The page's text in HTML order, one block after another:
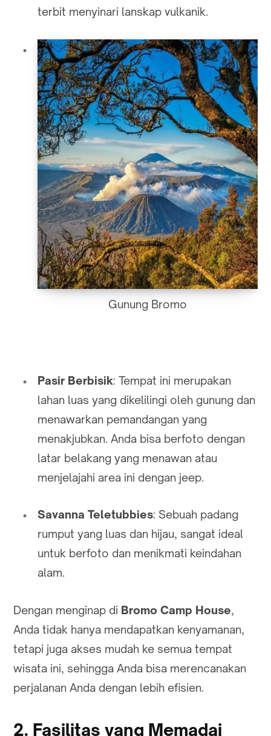
terbit menyinari lanskap vulkanik.
Gunung Bromo
Pasir Berbisik: Tempat ini merupakan
lahan luas yang dikelilingi oleh gunung dan
menawarkan pemandangan yang
menakjubkan. Anda bisa berfoto dengan
latar belakang yang menawan atau
menjelajahi area ini dengan jeep.
Savanna Teletubbies: Sebuah padang
rumput yang luas dan hijau, sangat ideal
untuk berfoto dan menikmati keindahan
alam.
Dengan menginap di Bromo Camp House,
Anda tidak hanya mendapatkan kenyamanan,
tetapi juga akses mudah ke semua tempat
wisata ini, sehingga Anda bisa merencanakan
perjalanan Anda dengan lebih efisien.
2. Fasilitas yang Memadai